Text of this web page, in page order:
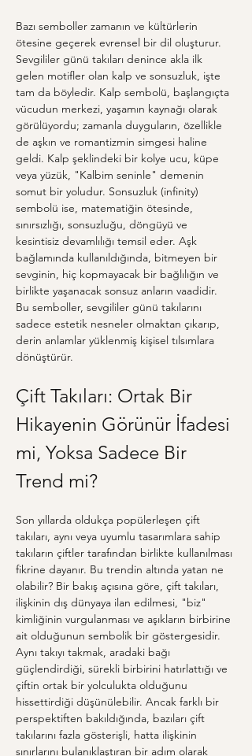
Bazı semboller zamanın ve kültürlerin
ötesine geçerek evrensel bir dil oluşturur.
Sevgililer günü takıları denince akla ilk
gelen motifler olan kalp ve sonsuzluk, işte
tam da böyledir. Kalp sembolü, başlangıçta
vücudun merkezi, yaşamın kaynağı olarak
görülüyordu; zamanla duyguların, özellikle
de aşkın ve romantizmin simgesi haline
geldi. Kalp şeklindeki bir kolye ucu, küpe
veya yüzük, "Kalbim seninle" demenin
somut bir yoludur. Sonsuzluk (infinity)
sembolü ise, matematiğin ötesinde,
sınırsızlığı, sonsuzluğu, döngüyü ve
kesintisiz devamlılığı temsil eder. Aşk
bağlamında kullanıldığında, bitmeyen bir
sevginin, hiç kopmayacak bir bağlılığın ve
birlikte yaşanacak sonsuz anların vaadidir.
Bu semboller, sevgililer günü takılarını
sadece estetik nesneler olmaktan çıkarıp,
derin anlamlar yüklenmiş kişisel tılsımlara
dönüştürür.
Çift Takıları: Ortak Bir
Hikayenin Görünür İfadesi
mi, Yoksa Sadece Bir
Trend mi?
Son yıllarda oldukça popülerleşen çift
takıları, aynı veya uyumlu tasarımlara sahip
takıların çiftler tarafından birlikte kullanılması
fikrine dayanır. Bu trendin altında yatan ne
olabilir? Bir bakış açısına göre, çift takıları,
ilişkinin dış dünyaya ilan edilmesi, "biz"
kimliğinin vurgulanması ve aşıkların birbirine
ait olduğunun sembolik bir göstergesidir.
Aynı takıyı takmak, aradaki bağı
güçlendirdiği, sürekli birbirini hatırlattığı ve
çiftin ortak bir yolculukta olduğunu
hissettirdiği düşünülebilir. Ancak farklı bir
perspektiften bakıldığında, bazıları çift
takılarını fazla gösterişli, hatta ilişkinin
sınırlarını bulanıklaştıran bir adım olarak